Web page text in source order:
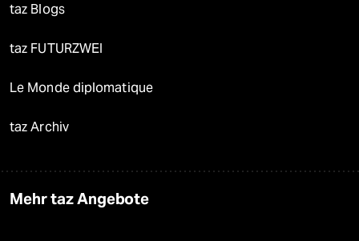
taz Blogs
taz FUTURZWEI
Le Monde diplomatique
taz Archiv
Mehr taz Angebote